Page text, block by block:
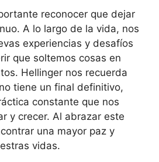
reconocer que dejar
A lo largo de la vida, nos
experiencias y desafíos
que soltemos cosas en
Hellinger nos recuerda
tiene un final definitivo,
constante que nos
y crecer. Al abrazar este
una mayor paz y
vidas.